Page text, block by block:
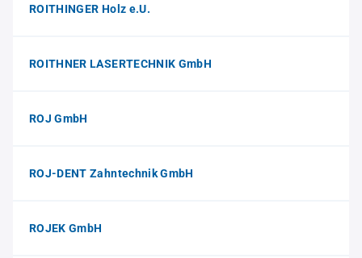
ROITHINGER Holz e.U.
ROITHNER LASERTECHNIK GmbH
ROJ GmbH
ROJ-DENT Zahntechnik GmbH
ROJEK GmbH